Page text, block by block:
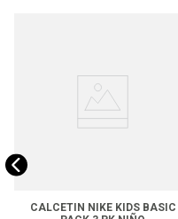
CALCETIN NIKE KIDS BASIC